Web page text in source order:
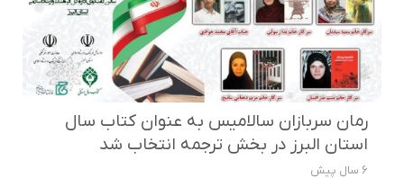
رمان سربازان سالامیس به عنوان کتاب سال
استان البرز در بخش ترجمه انتخاب شد
6 سال پیش